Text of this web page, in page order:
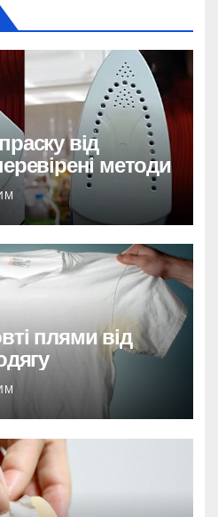
від
методи
плями від